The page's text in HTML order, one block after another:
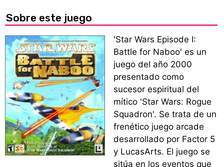
Sobre este juego
'Star Wars Episode I:
Battle for Naboo' es un
juego del año 2000
presentado como
sucesor espiritual del
mítico 'Star Wars: Rogue
Squadron'. Se trata de un
frenético juego arcade
desarrollado por Factor 5
y LucasArts. El juego se
sitúa en los eventos que